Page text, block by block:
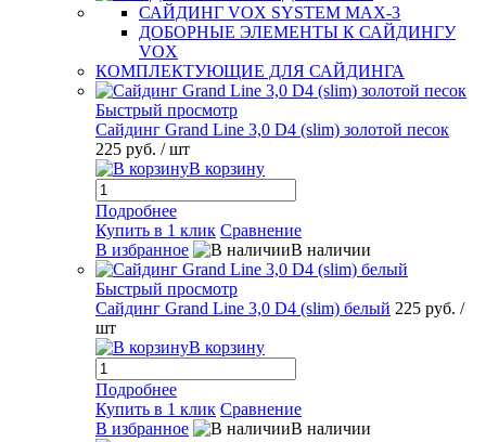
САЙДИНГ VOX SYSTEM MAX-3
ДОБОРНЫЕ ЭЛЕМЕНТЫ К САЙДИНГУ
VOX
КОМПЛЕКТУЮЩИЕ ДЛЯ САЙДИНГА
Быстрый просмотр
Сайдинг Grand Line 3,0 D4 (slim) золотой песок
225 руб. / шт
В корзину
Подробнее
Купить в 1 клик Сравнение
В избранное
В наличии
Быстрый просмотр
Сайдинг Grand Line 3,0 D4 (slim) белый 225 руб. /
шт
В корзину
Подробнее
Купить в 1 клик Сравнение
В избранное
В наличии